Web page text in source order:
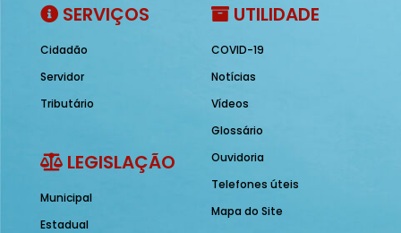
SERVIÇOS
Cidadão
Servidor
Tributário
LEGISLAÇÃO
Municipal
Estadual
UTILIDADE
COVID-19
Notícias
Vídeos
Glossário
Ouvidoria
Telefones úteis
Mapa do Site